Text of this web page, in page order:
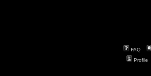
FAQ
Profile